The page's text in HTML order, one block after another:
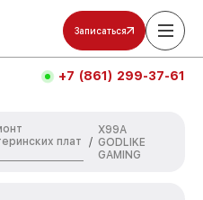
Записаться
+7 (861) 299-37-61
плат
/
X99A
GODLIKE
GAMING